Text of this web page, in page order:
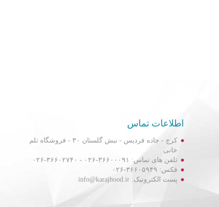
اطلاعات تماس
کرج - جاده فردیس - نبش گلستان ۳۰ - فروشگاه تلم
خانی
تلفن های تماس: ۳۶۶۰۰۰۹۱-۰۲۶ - ۳۶۶۰۲۷۴۰-۰۲۶
فکس: ۳۶۶۰۵۹۴۹-۰۲۶
پست الکترونیک: info@karajhood.ir